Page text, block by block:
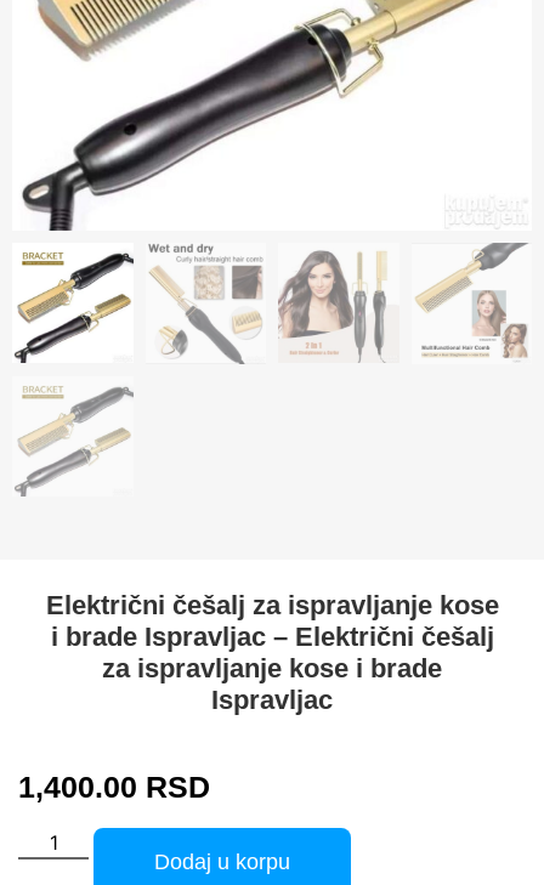
Električni češalj za ispravljanje kose
i brade Ispravljac – Električni češalj
za ispravljanje kose i brade
Ispravljac
1,400.00 RSD
Dodaj u korpu